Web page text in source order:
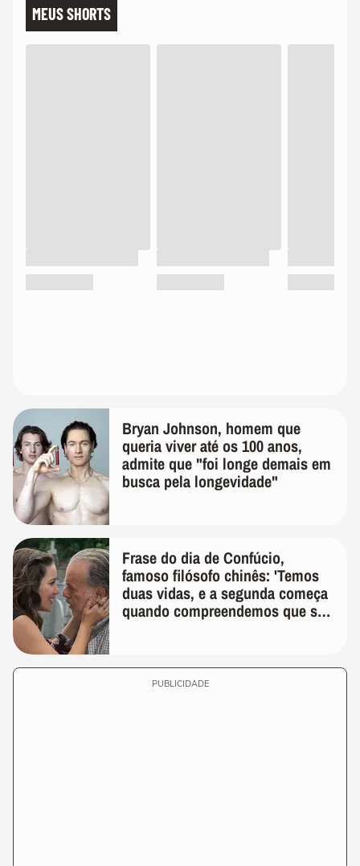
MEUS SHORTS
Bryan Johnson, homem que
queria viver até os 100 anos,
admite que "foi longe demais em
busca pela longevidade"
Frase do dia de Confúcio,
famoso filósofo chinês: 'Temos
duas vidas, e a segunda começa
quando compreendemos que só
PUBLICIDADE